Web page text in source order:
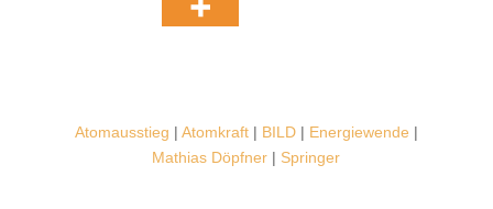
Atomausstieg | Atomkraft| BILD| Energiewende |
Mathias Döpfner | Springer